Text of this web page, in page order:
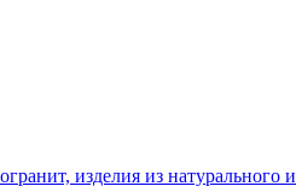
изделия из натурального